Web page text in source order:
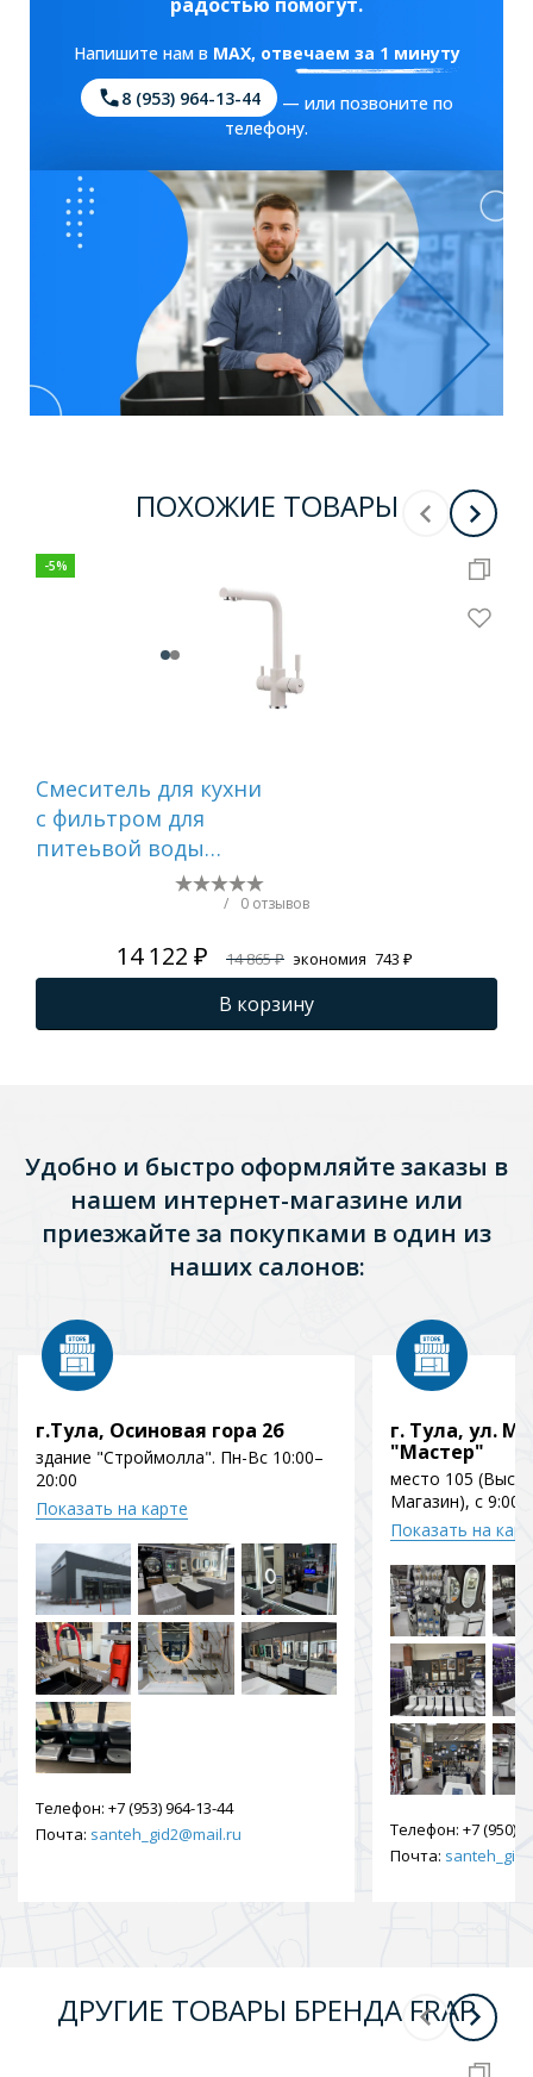
Напишите нам в MAX, отвечаем за 1 минуту
8 (953) 964-13-44
— или позвоните по
телефону.
ПОХОЖИЕ ТОВАРЫ
-5%
Смеситель для кухни
c фильтром для
питеьвой воды
молочный FRAP
/ 0 отзывов
14 122 ₽ 14 865 ₽ экономия 743 ₽
В корзину
Удобно и быстро оформляйте заказы в
нашем интернет-магазине или
приезжайте за покупками в один из
наших салонов:
г.Тула, Осиновая гора 2б
здание "Строймолла". Пн-Вс 10:00–
20:00
Показать на карте
Телефон: +7 (953) 964-13-44
Почта: santeh_gid2@mail.ru
г. Тула, ул.
"Мастер"
место 105
Магазин), с 9:00
Показать на
Телефон: +7 (950)
Почта:
ДРУГИЕ ТОВАРЫ БРЕНДА FRAP